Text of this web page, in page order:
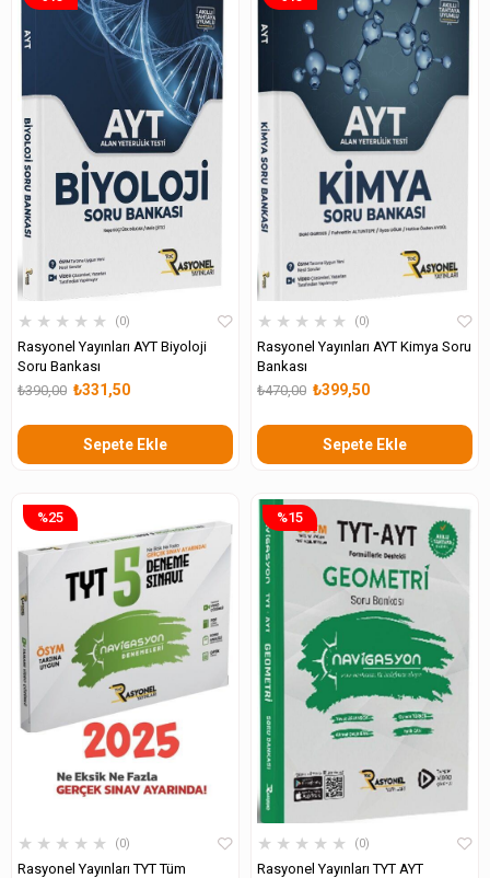
★ ★ ★ ★ ★ 0
Rasyonel Yayınları AYT Biyoloji
Soru Bankası
₺331,50
₺390,00
Sepete Ekle
★ ★ ★ ★ ★ 0
Rasyonel Yayınları AYT Kimya Soru
Bankası
₺399,50
₺470,00
Sepete Ekle
★ ★ ★ ★ ★ 0
Rasyonel Yayınları TYT Tüm
%25
★ ★ ★ ★ ★ 0
Rasyonel Yayınları TYT AYT
%15